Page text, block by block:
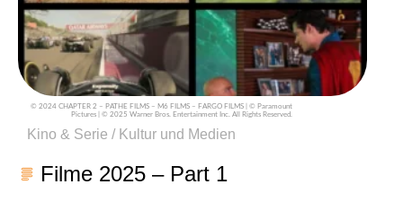
© 2024 CHAPTER 2 – PATHE FILMS – M6 FILMS – FARGO FILMS | © Paramount
Pictures | © 2025 Warner Bros. Entertainment Inc. All Rights Reserved.
Kino & Serie / Kultur und Medien
Filme 2025 – Part 1